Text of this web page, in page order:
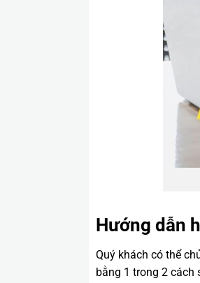
Hướng dẫn
Quý khách có thể
bằng 1 trong 2 cách